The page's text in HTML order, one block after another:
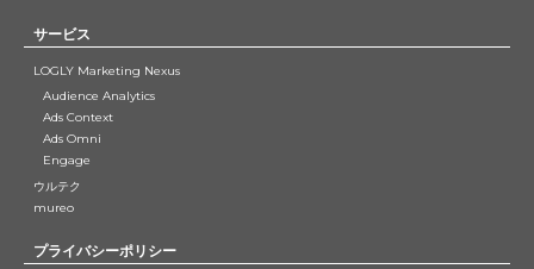
サービス
LOGLY Marketing Nexus
Audience Analytics
Ads Context
Ads Omni
Engage
ウルテク
mureo
プライバシーポリシー